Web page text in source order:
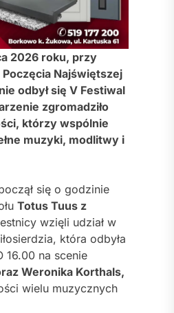
2026 roku, przy
Najświętszej
odbył się V Festiwal
zgromadziło
którzy wspólnie
muzyki, modlitwy i
się o godzinie
Totus Tuus z
wzięli udział w
która odbyła
16.00 na scenie
Weronika Korthals,
wielu muzycznych